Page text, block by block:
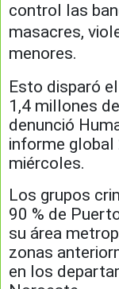
control las
masacres,
menores.
Esto disparó
1,4 millones
denunció
informe
miércoles.
Los grupos
90 % de
su área
zonas
en los